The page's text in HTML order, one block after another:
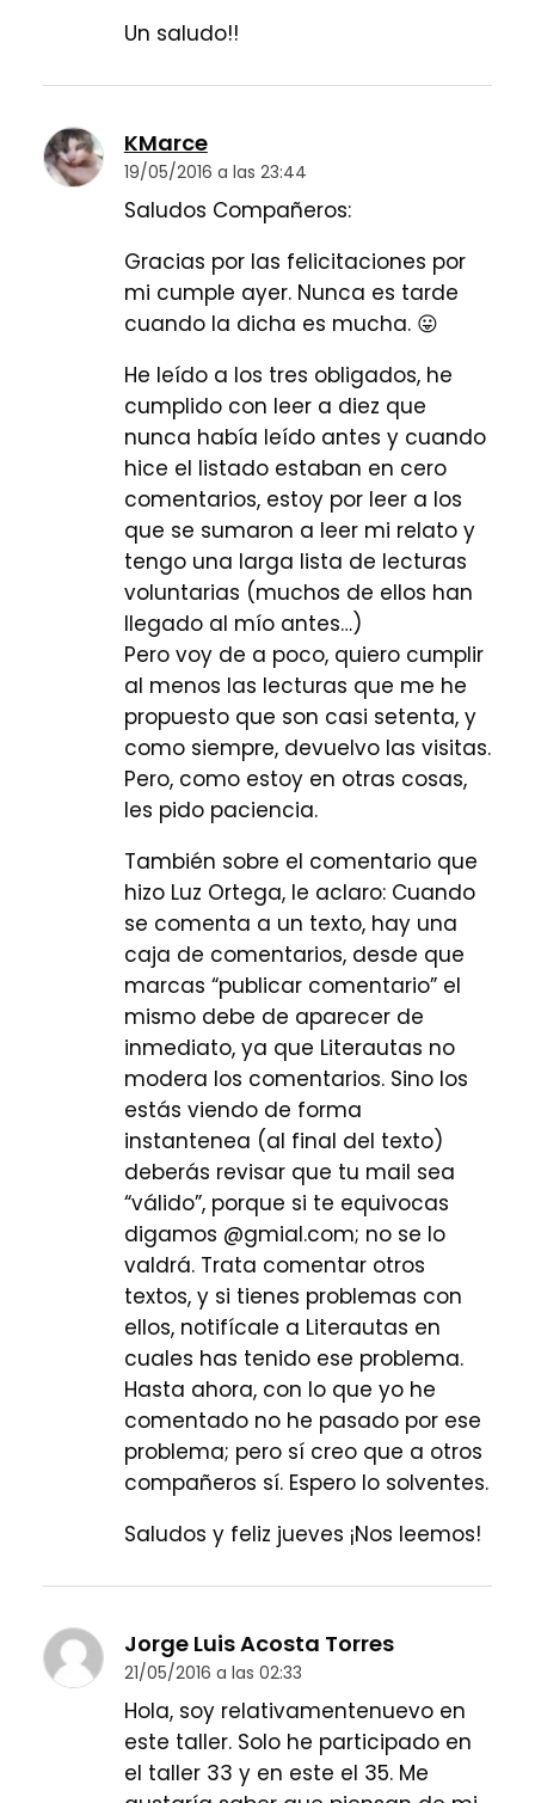
Un saludo!!
KMarce
19/05/2016 a las 23:44
Saludos Compañeros:
Gracias por las felicitaciones por
mi cumple ayer. Nunca es tarde
cuando la dicha es mucha. 😛
He leído a los tres obligados, he
cumplido con leer a diez que
nunca había leído antes y cuando
hice el listado estaban en cero
comentarios, estoy por leer a los
que se sumaron a leer mi relato y
tengo una larga lista de lecturas
voluntarias (muchos de ellos han
llegado al mío antes…)
Pero voy de a poco, quiero cumplir
al menos las lecturas que me he
propuesto que son casi setenta, y
como siempre, devuelvo las visitas.
Pero, como estoy en otras cosas,
les pido paciencia.
También sobre el comentario que
hizo Luz Ortega, le aclaro: Cuando
se comenta a un texto, hay una
caja de comentarios, desde que
marcas “publicar comentario” el
mismo debe de aparecer de
inmediato, ya que Literautas no
modera los comentarios. Sino los
estás viendo de forma
instantenea (al final del texto)
deberás revisar que tu mail sea
“válido”, porque si te equivocas
digamos @gmial.com; no se lo
valdrá. Trata comentar otros
textos, y si tienes problemas con
ellos, notifícale a Literautas en
cuales has tenido ese problema.
Hasta ahora, con lo que yo he
comentado no he pasado por ese
problema; pero sí creo que a otros
compañeros sí. Espero lo solventes.
Saludos y feliz jueves ¡Nos leemos!
Jorge Luis Acosta Torres
21/05/2016 a las 02:33
Hola, soy relativamentenuevo en
este taller. Solo he participado en
el taller 33 y en este el 35. Me